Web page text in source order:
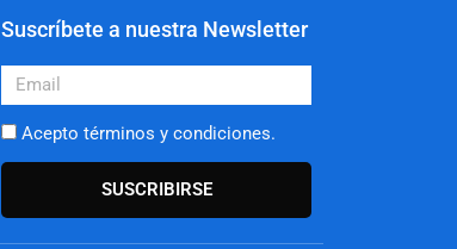
Suscríbete a nuestra Newsletter
Email
Acepto términos y condiciones.
SUSCRIBIRSE